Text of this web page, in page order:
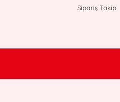
Sipariş Takip